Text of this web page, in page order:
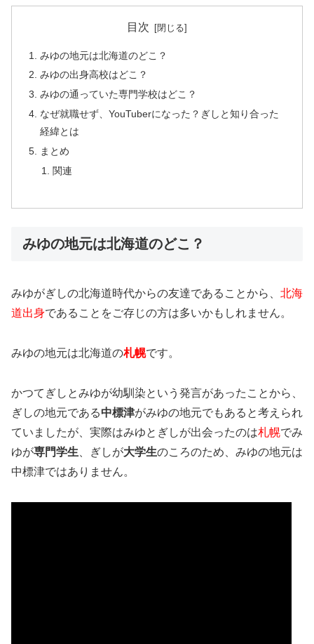
目次
みゆの地元は北海道のどこ？
みゆの出身高校はどこ？
みゆの通っていた専門学校はどこ？
なぜ就職せず、YouTuberになった？ぎしと知り合った
経緯とは
まとめ
関連
みゆの地元は北海道のどこ？
みゆがぎしの北海道時代からの友達であることから、 北海
道出身であることをご存じの方は多いかもしれません。
みゆの地元は北海道の札幌です。
かつてぎしとみゆが幼馴染という発言があったことから、
ぎしの地元である中標津がみゆの地元でもあると考えられ
ていましたが、実際はみゆとぎしが出会ったのは札幌でみ
ゆが専門学生 、ぎしが大学生のころのため、みゆの地元は
中標津ではありません。